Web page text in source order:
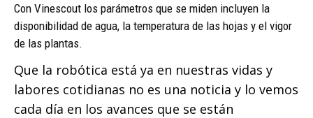
Con Vinescout los parámetros que se miden incluyen la
disponibilidad de agua, la temperatura de las hojas y el vigor
de las plantas.
Que la robótica está ya en nuestras vidas y
labores cotidianas no es una noticia y lo vemos
cada día en los avances que se están